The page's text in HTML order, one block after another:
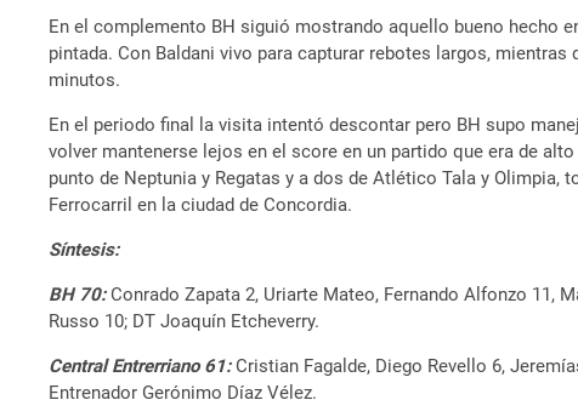
En el complemento BH siguió mostrando aquello bueno hecho
pintada. Con Baldani vivo para capturar rebotes largos,
minutos.
En el periodo final la visita intentó descontar pero BH supo
volver mantenerse lejos en el score en un partido que era de
punto de Neptunia y Regatas y a dos de Atlético Tala y
Ferrocarril en la ciudad de Concordia.
Síntesis:
BH 70: Conrado Zapata 2, Uriarte Mateo, Fernando Alfonzo 11,
Russo 10; DT Joaquín Etcheverry.
Central Entrerriano 61: Cristian Fagalde, Diego Revello 6,
Entrenador Gerónimo Díaz Vélez.